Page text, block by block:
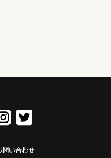
問い合わせ